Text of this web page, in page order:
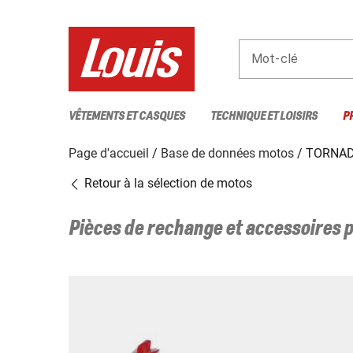
Mot-clé
VÊTEMENTS ET CASQUES TECHNIQUE ET LOISIRS
Page d'accueil Base de données motos
Retour à la sélection de motos
Pièces de rechange et accessoires